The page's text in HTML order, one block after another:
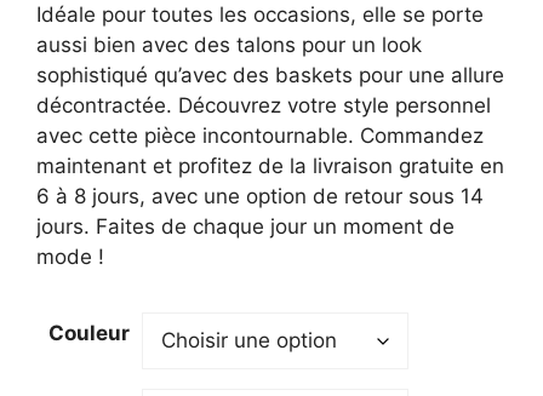
Idéale pour toutes les occasions, elle se porte
aussi bien avec des talons pour un look
sophistiqué qu’avec des baskets pour une allure
décontractée. Découvrez votre style personnel
avec cette pièce incontournable. Commandez
maintenant et profitez de la livraison gratuite en
6 à 8 jours, avec une option de retour sous 14
jours. Faites de chaque jour un moment de
mode !
Couleur